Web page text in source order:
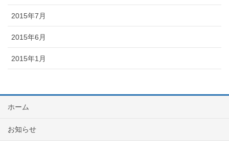
2015年7月
2015年6月
2015年1月
ホーム
お知らせ